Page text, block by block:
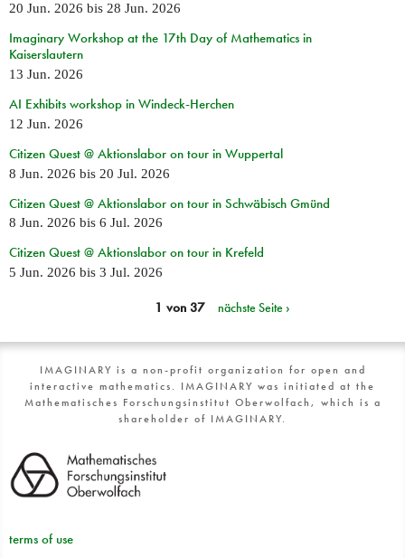
20 Jun. 2026 bis 28 Jun. 2026
Imaginary Workshop at the 17th Day of Mathematics in
Kaiserslautern
13 Jun. 2026
AI Exhibits workshop in Windeck-Herchen
12 Jun. 2026
Citizen Quest @ Aktionslabor on tour in Wuppertal
8 Jun. 2026 bis 20 Jul. 2026
Citizen Quest @ Aktionslabor on tour in Schwäbisch Gmünd
8 Jun. 2026 bis 6 Jul. 2026
Citizen Quest @ Aktionslabor on tour in Krefeld
5 Jun. 2026 bis 3 Jul. 2026
1 von 37 nächste Seite ›
IMAGINARY is a non-profit organization for open and
interactive mathematics. IMAGINARY was initiated at the
Mathematisches Forschungsinstitut Oberwolfach, which is a
shareholder of IMAGINARY.
terms of use